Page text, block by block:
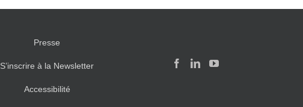
Presse
S’inscrire à la Newsletter
Accessibilité